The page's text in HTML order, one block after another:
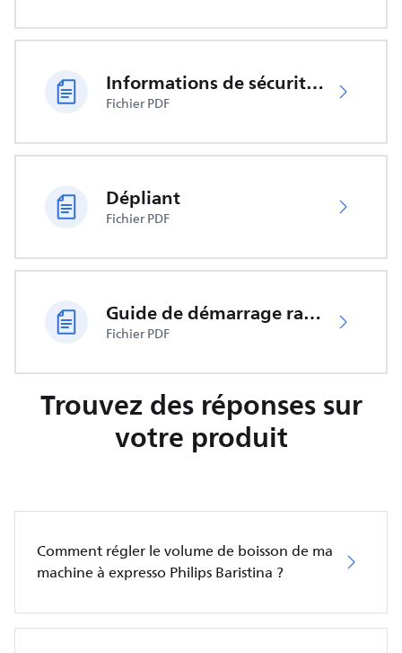
Informations de sécurité importantes
Fichier PDF
Dépliant
Fichier PDF
Guide de démarrage rapide
Fichier PDF
Trouvez des réponses sur
votre produit
Comment régler le volume de boisson de ma
machine à expresso Philips Baristina ?